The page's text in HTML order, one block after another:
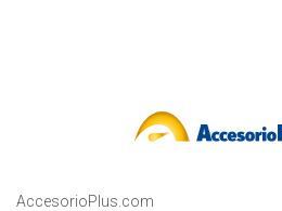
AccesorioPlus.com